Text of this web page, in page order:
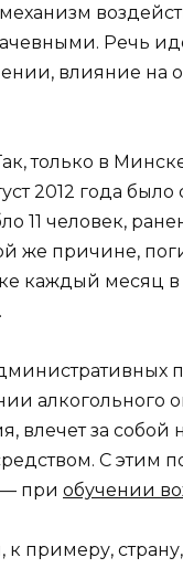
Речь
влияние на
только в
2012 года
11 человек,
же причине,
каждый месяц
алкогольного
влечет за
С этим
— при обучении
к примеру,